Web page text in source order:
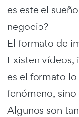
es este el
negocio?
El formato de
Existen vídeos,
es el formato
fenómeno, sino
Algunos son